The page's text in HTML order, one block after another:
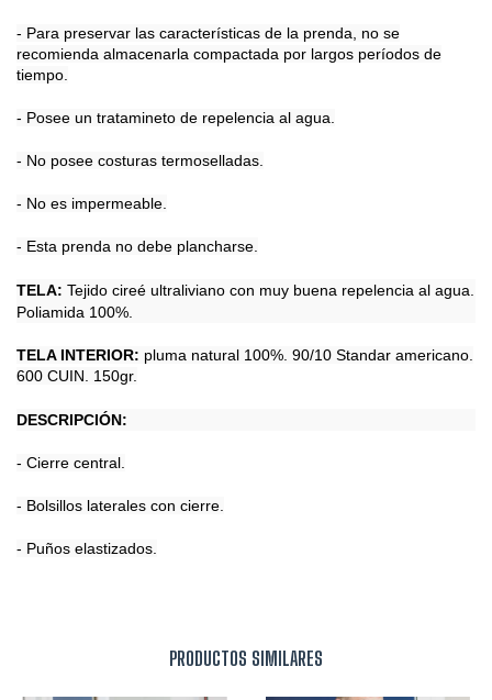
- Para preservar las características de la prenda, no se
recomienda almacenarla compactada por largos períodos de
tiempo.
- Posee un tratamineto de repelencia al agua.
- No posee costuras termoselladas.
- No es impermeable.
- Esta prenda no debe plancharse.
TELA: Tejido cireé ultraliviano con muy buena repelencia al agua.
Poliamida 100%.
TELA INTERIOR: pluma natural 100%. 90/10 Standar americano.
600 CUIN. 150gr.
DESCRIPCIÓN:
- Cierre central.
- Bolsillos laterales con cierre.
- Puños elastizados.
PRODUCTOS SIMILARES